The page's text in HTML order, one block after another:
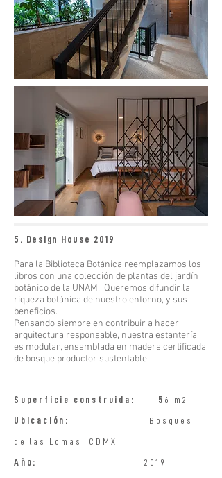
5. Design House 2019
Para la Biblioteca Botánica reemplazamos los
libros con una colección de plantas del jardín
botánico de la UNAM. Queremos difundir la
riqueza botánica de nuestro entorno, y sus
beneficios.
Pensando siempre en contribuir a hacer
arquitectura responsable, nuestra estantería
es modular, ensamblada en madera certificada
de bosque productor sustentable.
Superficie construida: 5 6 m2
Ubicación: Bosques
de las Lomas, CDMX
Año: 2019